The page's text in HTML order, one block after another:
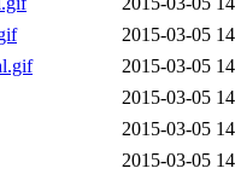
2015-03-05
2015-03-05
2015-03-05
2015-03-05
2015-03-05